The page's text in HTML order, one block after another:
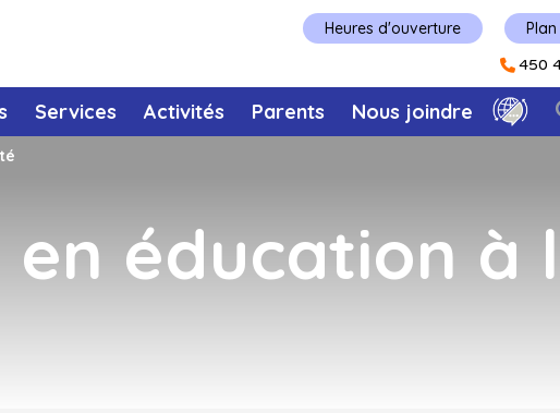
Heures d'ouverture
450
Services Activités Parents Nous joindre
en éducation à